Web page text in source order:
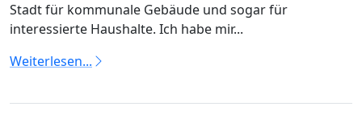
Stadt für kommunale Gebäude und sogar für
interessierte Haushalte. Ich habe mir...
Weiterlesen...